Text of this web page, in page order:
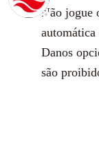
Não jogue
Danos
são